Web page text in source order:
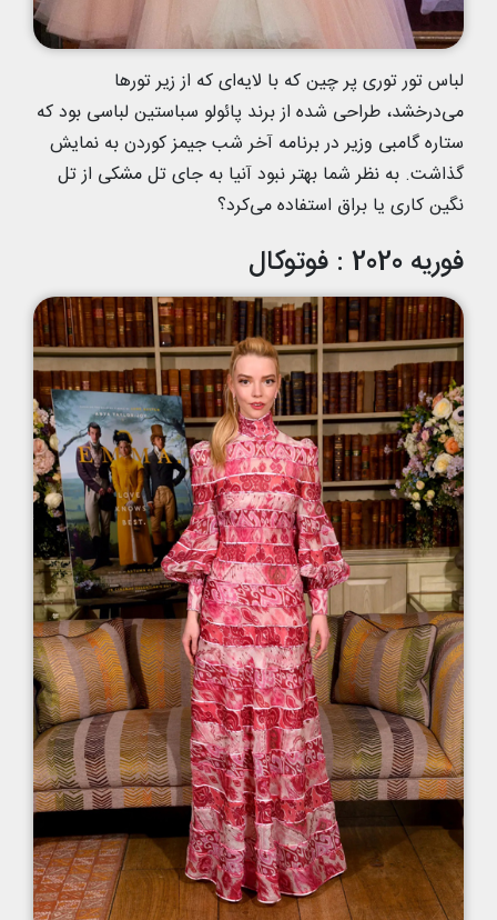
لباس تور توری پر چین که با لایه‌ای که از زیر تورها
می‌درخشد، طراحی شده از برند پائولو سباستین لباسی بود که
ستاره گامبی وزیر در برنامه آخر شب جیمز کوردن به نمایش
گذاشت. به نظر شما بهتر نبود آنیا به جای تل مشکی از تل
نگین کاری یا براق استفاده می‌کرد؟
فوریه 2020 : فوتوکال